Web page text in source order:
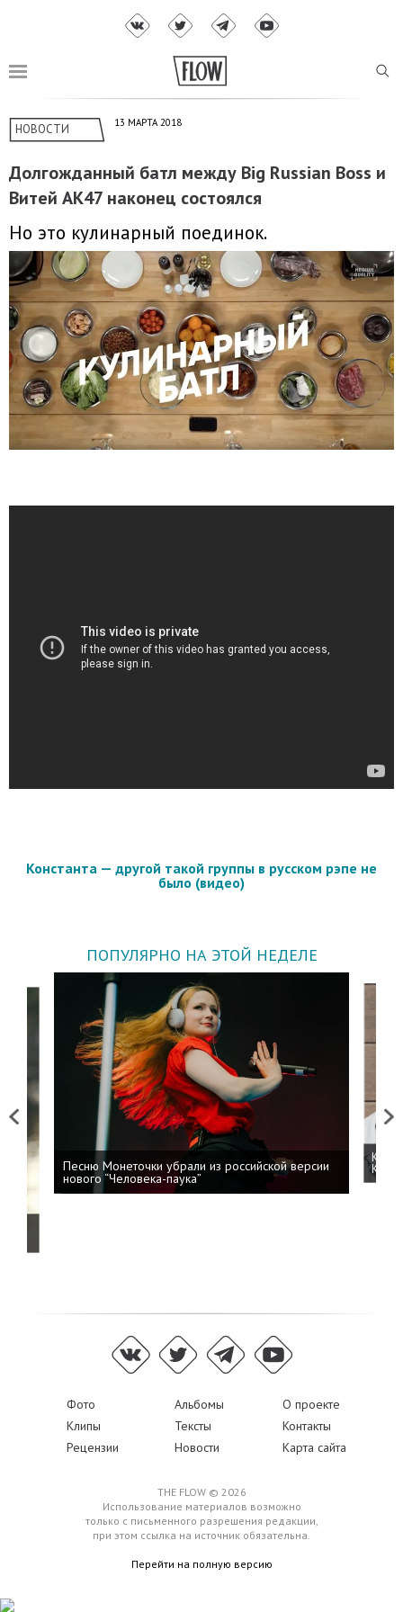
НОВОСТИ 13 МАРТА 2018
Долгожданный батл между Big Russian Boss и
Витей АК47 наконец состоялся
Но это кулинарный поединок.
Константа — другой такой группы в русском рэпе не
было (видео)
ПОПУЛЯРНО НА ЭТОЙ НЕДЕЛЕ
Previous
Песню Монеточки убрали из российской версии
нового “Человека-паука”
Next
Фото Альбомы
О проекте
Клипы
Тексты
Контакты
Рецензии
Новости Карта сайта
THE FLOW © 2026
Использование материалов возможно
только с письменного разрешения редакции,
при этом ссылка на источник обязательна.
Перейти на полную версию